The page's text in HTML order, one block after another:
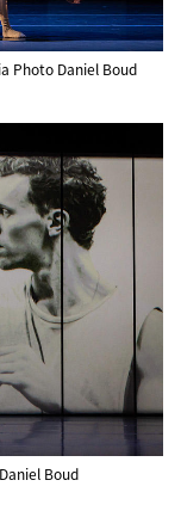
Photo Daniel Boud
Boud